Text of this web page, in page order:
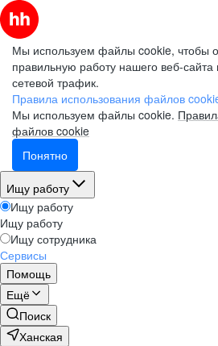
Мы используем файлы cookie, чтобы
правильную работу нашего веб-сайта
сетевой трафик.
Правила использования файлов
Мы используем файлы cookie.
файлов cookie
Понятно
Ищу работу
Ищу работу
Ищу работу
Ищу сотрудника
Сервисы
Помощь
Ещё
Поиск
Ханская